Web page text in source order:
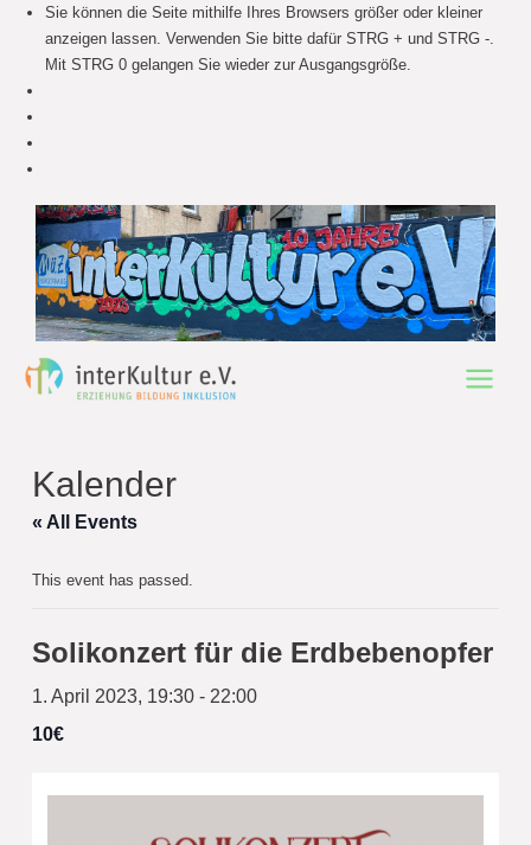
Sie können die Seite mithilfe Ihres Browsers größer oder kleiner
anzeigen lassen. Verwenden Sie bitte dafür STRG + und STRG -.
Mit STRG 0 gelangen Sie wieder zur Ausgangsgröße.
Kalender
« All Events
This event has passed.
Solikonzert für die Erdbebenopfer
1. April 2023, 19:30- 22:00
10€